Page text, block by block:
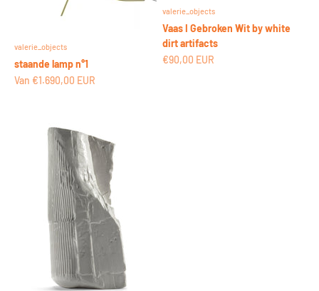
valerie_objects
staande lamp n°1
Aanbiedingsprijs
Van €1.690,00 EUR
valerie_objects
Vaas I Gebroken Wit by white
dirt artifacts
Aanbiedingsprijs
€90,00 EUR